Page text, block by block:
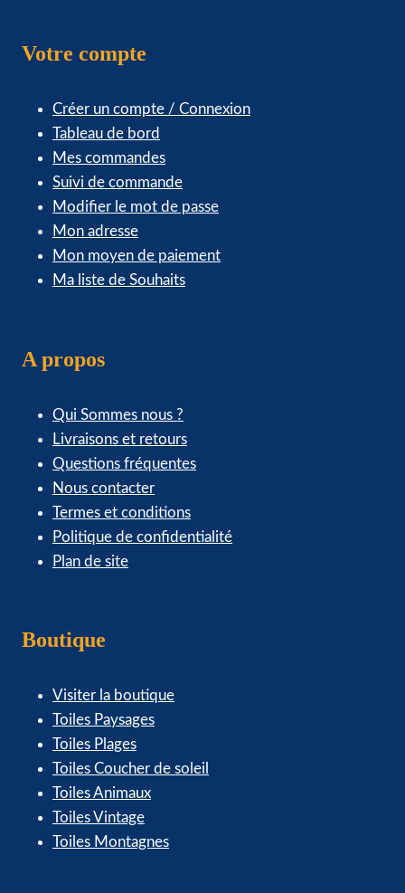
Votre compte
Créer un compte / Connexion
Tableau de bord
Mes commandes
Suivi de commande
Modifier le mot de passe
Mon adresse
Mon moyen de paiement
Ma liste de Souhaits
A propos
Qui Sommes nous ?
Livraisons et retours
Questions fréquentes
Nous contacter
Termes et conditions
Politique de confidentialité
Plan de site
Boutique
Visiter la boutique
Toiles Paysages
Toiles Plages
Toiles Coucher de soleil
Toiles Animaux
Toiles Vintage
Toiles Montagnes